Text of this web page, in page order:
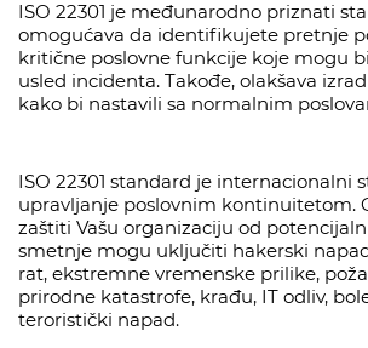
ISO 22301 je međunarodno priznati
omogućava da identifikujete pretnje
kritične poslovne funkcije koje mogu
usled incidenta. Takođe, olakšava
kako bi nastavili sa normalnim
ISO 22301 standard je internacionalni
upravljanje poslovnim kontinuitetom.
zaštiti Vašu organizaciju od
smetnje mogu uključiti hakerski
rat, ekstremne vremenske prilike,
prirodne katastrofe, krađu, IT odliv,
teroristički napad.